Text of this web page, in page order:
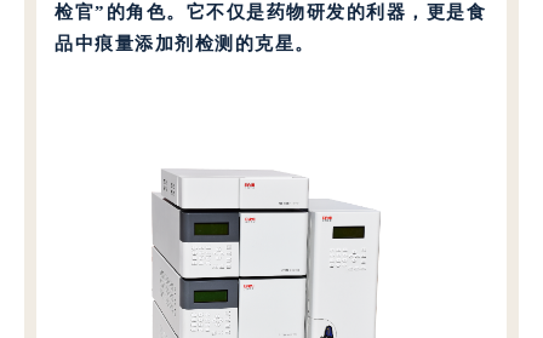
检官”的角色。它不仅是药物研发的利器，更是食
品中痕量添加剂检测的克星。